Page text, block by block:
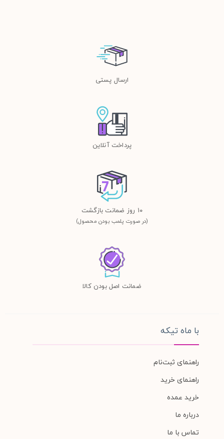
ارسال پستی
پرداخت آنلاین
١٠ روز ضمانت بازگشت
(در صورت پلمب بودن محصول)
ضمانت اصل بودن کالا
با ماه تیکه
راهنمای ثبت‌نام
راهنمای خرید
خرید عمده
درباره ما
تماس با ما